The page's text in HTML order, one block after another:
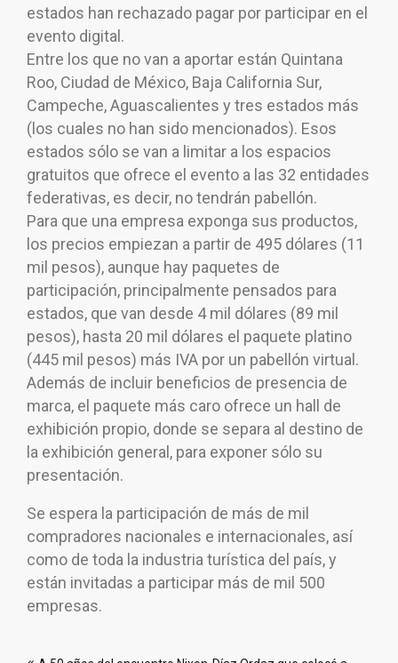
estados han rechazado pagar por participar en el
evento digital.
Entre los que no van a aportar están Quintana
Roo, Ciudad de México, Baja California Sur,
Campeche, Aguascalientes y tres estados más
(los cuales no han sido mencionados). Esos
estados sólo se van a limitar a los espacios
gratuitos que ofrece el evento a las 32 entidades
federativas, es decir, no tendrán pabellón.
Para que una empresa exponga sus productos,
los precios empiezan a partir de 495 dólares (11
mil pesos), aunque hay paquetes de
participación, principalmente pensados para
estados, que van desde 4 mil dólares (89 mil
pesos), hasta 20 mil dólares el paquete platino
(445 mil pesos) más IVA por un pabellón virtual.
Además de incluir beneficios de presencia de
marca, el paquete más caro ofrece un hall de
exhibición propio, donde se separa al destino de
la exhibición general, para exponer sólo su
presentación.
Se espera la participación de más de mil
compradores nacionales e internacionales, así
como de toda la industria turística del país, y
están invitadas a participar más de mil 500
empresas.